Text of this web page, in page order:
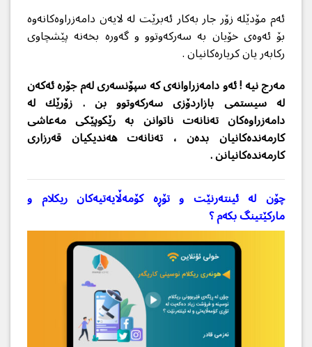
ئه‌م مۆدێله‌ زۆر جار به‌كار ئه‌برێت له‌ لایه‌ن دامه‌زراوه‌كانه‌وه‌
بۆ ئه‌وه‌ی خۆیان به‌ سه‌ركه‌وتوو و گه‌وره‌ بخه‌نه‌ پێشچاوی
ركابه‌ر یان كریاره‌كانیان .
مه‌رج نیه‌ ! ئه‌و دامه‌زراوانه‌ی كه‌ سپۆنسه‌ری له‌م جۆره‌ ئه‌كه‌ن
له‌ سیستمی بازاردۆزی سه‌ركه‌وتوو بن . زۆرێك له‌
دامه‌زراوه‌كان ته‌نانه‌ت ناتوانن به‌ رێكوپێكی مه‌عاشی
كارمه‌نده‌كانیان بده‌ن ، ته‌نانه‌ت هه‌ندیكیان قه‌رزاری
كارمه‌نده‌كانیانن .
چۆن لە ئینتەرنێت و تۆڕە كۆمەڵایەتیەكان ریكلام و
ماركێتینگ بكەم ؟